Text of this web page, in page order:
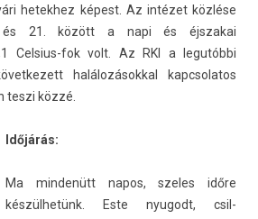
hetek­hez képest. Az intézet közlése
21. között a napi és éjszakai
Celsius-fok volt. Az RKI a legutóbbi
halálozásokk­al kapcsolatos
teszi közzé.
Időjárás:
Ma min­denütt napos, szeles időre
készülhetünk. Este nyugodt, csil­